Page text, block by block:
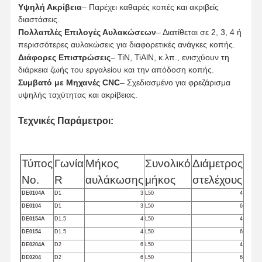
Έλεγχος
Ποιότητας
Επικοινωνήσ
Τε Μαζί Μας
Νέα Υποθέσεις
Τώρα
τρυπάνι από στερεό καρβίδιο
Τρυπάνια όπλου
BTA Διάτρηση
Υψηλή Ακρίβεια– Παρέχει καθαρές κοπές και ακριβείς
διαστάσεις.
Πολλαπλές Επιλογές Αυλακώσεων– Διατίθεται σε 2, 3, 4 ή
περισσότερες αυλακώσεις για διαφορετικές ανάγκες κοπής.
Διάφορες Επιστρώσεις– TiN, TiAlN, κ.λπ., ενισχύουν τη
διάρκεια ζωής του εργαλείου και την απόδοση κοπής.
Συμβατό με Μηχανές CNC– Σχεδιασμένο για φρεζάρισμα
υψηλής ταχύτητας και ακρίβειας.
Τεχνικές Παράμετροι:
Τύπος
Νο.
Γωνία
R
Μήκος
αυλάκωσης
Συνολικό
μήκος
Διάμετρος
στελέχους
DE0104A D1 3 L50 4
DE0104 D1 3 L50 6
DE0154A D1.5 4 L50 4
DE0154 D1.5 4 L50 6
DE0204A D2 6 L50 4
DE0204 D2 6 L50 6